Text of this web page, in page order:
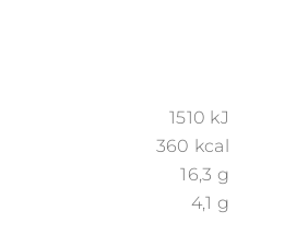
1510 kJ
360 kcal
16,3 g
4,1 g